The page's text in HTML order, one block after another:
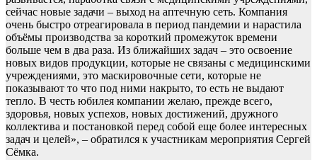
сейчас новые задачи – выход на аптечную сеть. Компания
очень быстро отреагировала в период пандемии и нарастила
объёмы производства за короткий промежуток времени
больше чем в два раза. Из ближайших задач – это освоение
новых видов продукции, которые не связаны с медицинскими
учреждениями, это маскировочные сети, которые не
показывают то что под ними накрыто, то есть не выдают
тепло. В честь юбилея компании желаю, прежде всего,
здоровья, новых успехов, новых достижений, дружного
коллектива и постановкой перед собой еще более интересных
задач и целей», – обратился к участникам мероприятия Сергей
Сёмка.